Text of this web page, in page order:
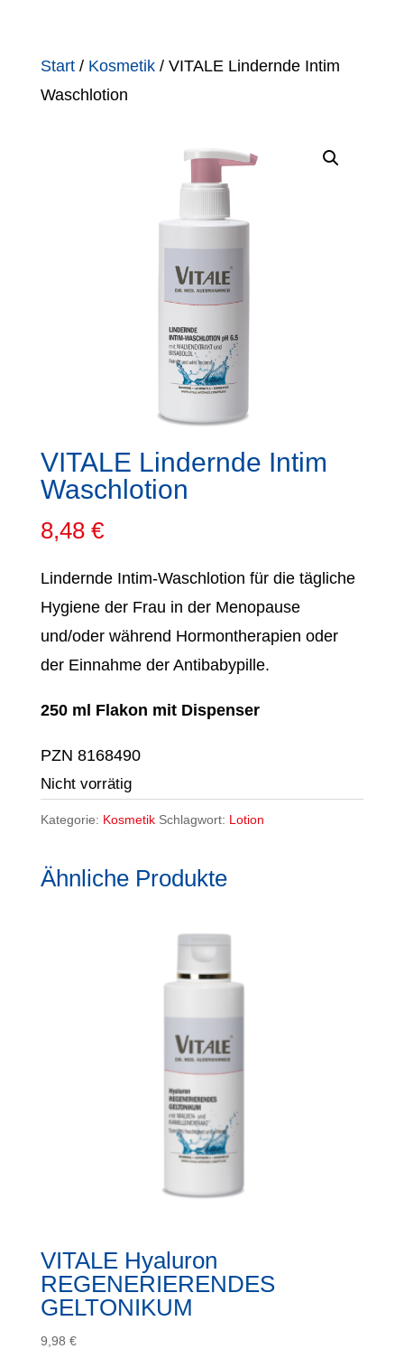
Start/ Kosmetik/ VITALE Lindernde Intim
Waschlotion
VITALE Lindernde Intim
Waschlotion
8,48 €
​Lindernde Intim-Waschlotion für die tägliche
Hygiene der Frau in der Menopause
und/oder während Hormontherapien oder
der Einnahme der Antibabypille.
250 ml Flakon mit Dispenser
PZN 8168490
Nicht vorrätig
Kategorie: Kosmetik Schlagwort: Lotion
Ähnliche Produkte
VITALE Hyaluron
REGENERIERENDES
GELTONIKUM
9,98 €